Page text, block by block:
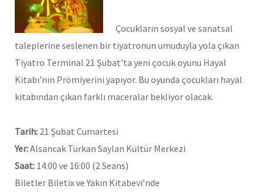
Çocukların sosyal ve sanatsal
taleplerine seslenen bir tiyatronun umuduyla yola çıkan
Tiyatro Terminal 21 Şubat’ta yeni çocuk oyunu Hayal
Kitabı’nın Prömiyerini yapıyor. Bu oyunda çocukları hayal
kitabından çıkan farklı maceralar bekliyor olacak.
Tarih: 21 Şubat Cumartesi
Yer:Alsancak Türkan Saylan Kültür Merkezi
Saat: 14:00 ve 16:00 (2 Seans)
Biletler Biletix ve Yakın Kitabevi’nde